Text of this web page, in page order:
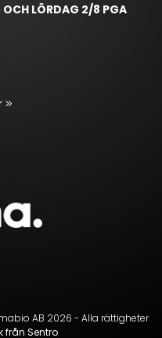
LÖRDAG 2/8 PGA
AB 2026 - Alla rättigheter
från Sentro